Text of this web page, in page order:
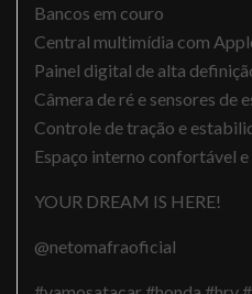
Bancos em couro
Central multimídia com
Painel digital de alta
Câmera de ré e sensores de
Controle de tração e
Espaço interno confortável
YOUR DREAM IS HERE!
@netomafraoficial